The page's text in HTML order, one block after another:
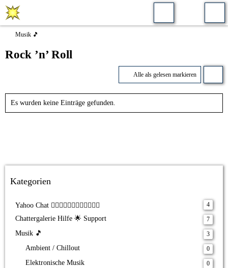
Musik 🎵
Rock ’n’ Roll
Alle als gelesen markieren
Es wurden keine Einträge gefunden.
Kategorien
Yahoo Chat 🧝‍♂️🧝‍♀️🧙‍♂️🧚‍♀️🧟‍♂️🧟‍♀️ 4
Chattergalerie Hilfe 🌟 Support 7
Musik 🎵 3
Ambient / Chillout 0
Elektronische Musik 0